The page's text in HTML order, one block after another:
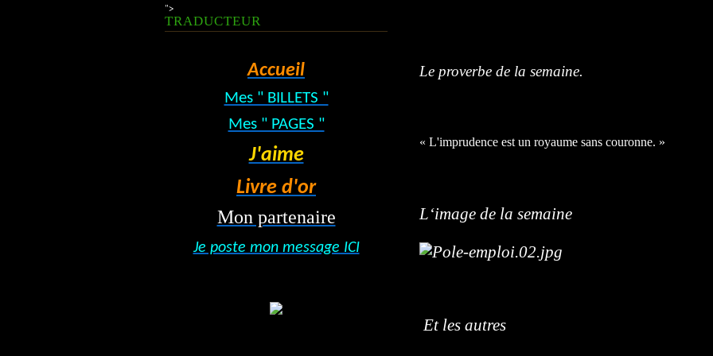
">
TRADUCTEUR
Accueil
Mes " BILLETS "
Mes " PAGES "
J'aime
Livre d'or
Mon partenaire
Je poste mon message ICI
Le proverbe de la semaine.
« L'imprudence est un royaume sans couronne. »
L‘image de la semaine
Et les autres